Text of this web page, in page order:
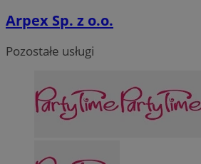
Arpex Sp. z o.o.
Pozostałe usługi